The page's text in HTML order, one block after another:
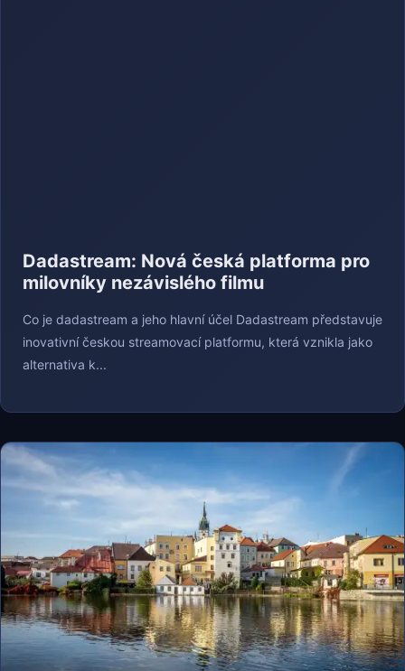
Dadastream: Nová česká platforma pro
milovníky nezávislého filmu
Co je dadastream a jeho hlavní účel Dadastream představuje
inovativní českou streamovací platformu, která vznikla jako
alternativa k...